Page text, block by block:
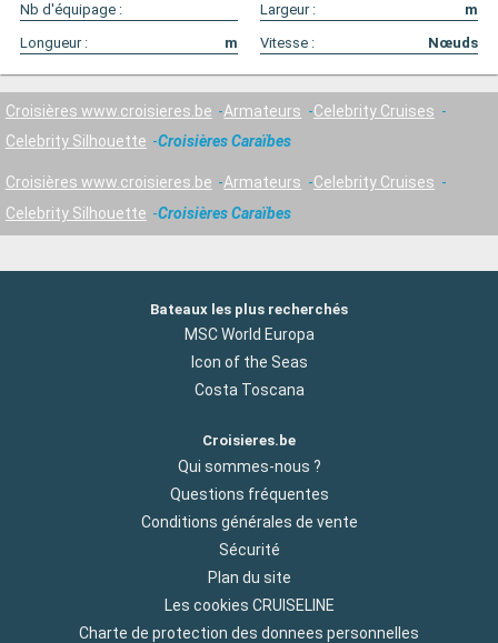
Nb d'équipage :
Largeur :
m
Longueur :
m Vitesse : Nœuds
Croisières www.croisieres.be Armateurs
Celebrity Cruises
Celebrity Silhouette
Croisières Caraïbes
Croisières www.croisieres.be Armateurs
Celebrity Cruises
Celebrity Silhouette
Croisières Caraïbes
Bateaux les plus recherchés
MSC World Europa
Icon of the Seas
Costa Toscana
Croisieres.be
Qui sommes-nous ?
Questions fréquentes
Conditions générales de vente
Sécurité
Plan du site
Les cookies CRUISELINE
Charte de protection des donnees personnelles